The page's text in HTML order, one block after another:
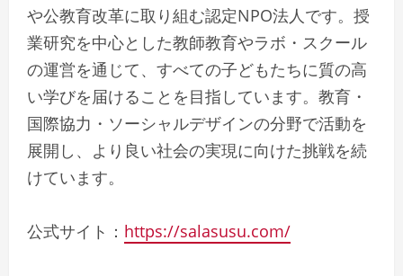
や公教育改革に取り組む認定NPO法人です。授
業研究を中心とした教師教育やラボ・スクール
の運営を通じて、すべての子どもたちに質の高
い学びを届けることを目指しています。教育・
国際協力・ソーシャルデザインの分野で活動を
展開し、より良い社会の実現に向けた挑戦を続
けています。
公式サイト： https://salasusu.com/